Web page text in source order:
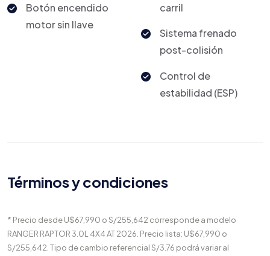
Botón encendido
motor sin llave
carril
Sistema frenado
post-colisión
Control de
estabilidad (ESP)
Términos y condiciones
* Precio desde U$67,990 o S/255,642 corresponde a modelo
RANGER RAPTOR 3.0L 4X4 AT 2026. Precio lista: U$67,990 o
S/255,642. Tipo de cambio referencial S/3.76 podrá variar al